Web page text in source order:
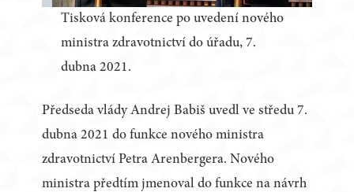
Tisková konference po uvedení nového
ministra zdravotnictví do úřadu, 7.
dubna 2021.
Předseda vlády Andrej Babiš uvedl ve středu 7.
dubna 2021 do funkce nového ministra
zdravotnictví Petra Arenbergera. Nového
ministra předtím jmenoval do funkce na návrh